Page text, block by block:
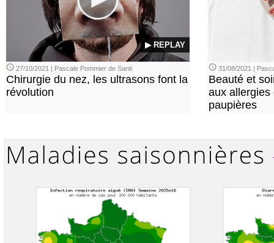
▶ REPLAY
27/10/2021 | Pascale Pommier de Santi
Chirurgie du nez, les ultrasons font la
révolution
31/08/2021 |
Beauté et
aux allergies
paupières